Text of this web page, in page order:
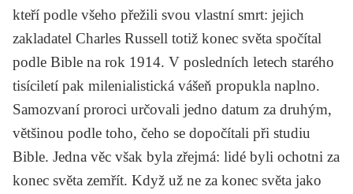
kteří podle všeho přežili svou vlastní smrt: jejich
zakladatel Charles Russell totiž konec světa spočítal
podle Bible na rok 1914. V posledních letech starého
tisíciletí pak milenialistická vášeň propukla naplno.
Samozvaní proroci určovali jedno datum za druhým,
většinou podle toho, čeho se dopočítali při studiu
Bible. Jedna věc však byla zřejmá: lidé byli ochotni za
konec světa zemřít. Když už ne za konec světa jako